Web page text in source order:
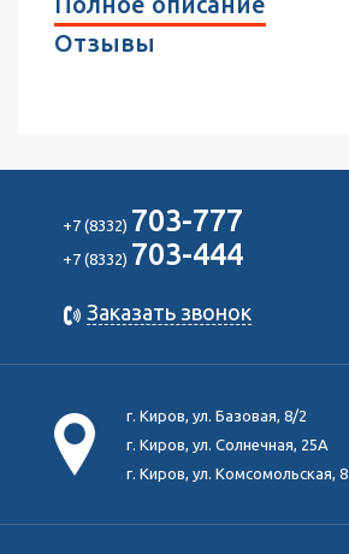
Отзывы
+7 (8332) 703-777
+7 (8332) 703-444
Заказать звонок
г. Киров, ул. Базовая, 8/2
г. Киров, ул. Солнечная, 25А
г. Киров, ул. Комсомольская, 8